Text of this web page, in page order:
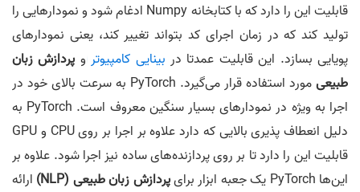
قابلیت این را دارد که با کتابخانه Numpy ادغام شود و نمودارهایی را
تولید کند که در زمان اجرای کد بتواند تغییر کند، یعنی نمودارهای
پویایی بسازد. این قابلیت عمدتا در بینایی کامپیوترو پردازش زبان
طبیعی
مورد استفاده قرار می‌گیرد. PyTorch به سرعت بالای خود در
اجرا به ویژه در نمودارهای بسیار سنگین معروف است. PyTorch به
دلیل انعطاف پذیری بالایی که دارد علاوه بر اجرا بر روی CPU و GPU
قابلیت این را دارد تا بر روی پردازنده‌های ساده نیز اجرا شود. علاوه بر
این‌ها PyTorch یک جعبه ابزار برای
پردازش زبان طبیعی (NLP)
ارائه